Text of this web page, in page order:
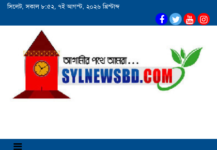
সিলেট, সকাল ৮:৫২, ৭ই আগস্ট, ২০২৬ খ্রিস্টাব্দ